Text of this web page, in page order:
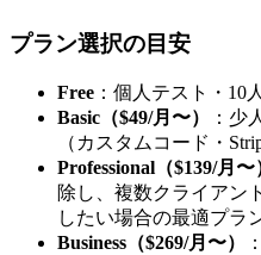
プラン選択の目安
Free ：個人テスト・10
Basic（$49/月〜）
：少
（カスタムコード・
Professional（$139/月〜
除し、複数クライアン
したい場合の最適プラ
Business（$269/月〜）